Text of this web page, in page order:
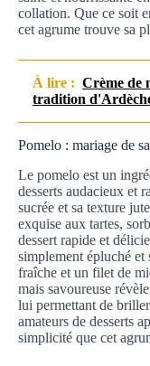
collation. Que ce soit
cet agrume trouve sa
À lire : Crème de
tradition
Pomelo : mariage de
Le pomelo est un
desserts audacieux et
sucrée et sa texture
exquise aux tartes,
dessert rapide et
simplement épluché et
fraîche et un filet de
mais savoureuse
lui permettant de
amateurs de desserts
simplicité que cet